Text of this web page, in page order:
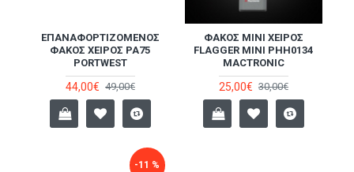
ΕΠΑΝΑΦΟΡΤΙΖΌΜΕΝΟΣ
ΦΑΚΌΣ ΧΕΙΡΌΣ PA75
PORTWEST
44,00€ 49,00€
ΦΑΚΌΣ ΜΊΝΙ ΧΕΙΡΌΣ
FLAGGER MINI PHH0134
MACTRONIC
25,00€ 30,00€
-11 %